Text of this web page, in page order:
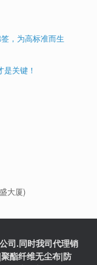
，为高标准而生
关键！
大厦)
司.同时我司代理销
酯纤维无尘布|防